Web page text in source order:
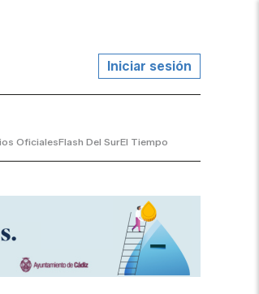
Iniciar sesión
OficialesFlash Del SurEl Tiempo